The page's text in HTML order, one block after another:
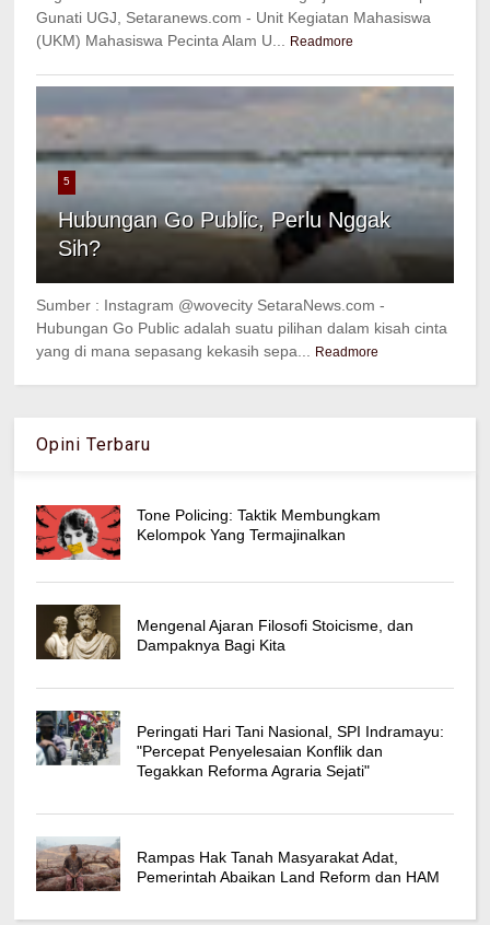
Gunati UGJ, Setaranews.com - Unit Kegiatan Mahasiswa
(UKM) Mahasiswa Pecinta Alam U...
Readmore
5
Hubungan Go Public, Perlu Nggak
Sih?
Sumber : Instagram @wovecity SetaraNews.com -
Hubungan Go Public adalah suatu pilihan dalam kisah cinta
yang di mana sepasang kekasih sepa...
Readmore
Opini Terbaru
Tone Policing: Taktik Membungkam
Kelompok Yang Termajinalkan
Mengenal Ajaran Filosofi Stoicisme, dan
Dampaknya Bagi Kita
Peringati Hari Tani Nasional, SPI Indramayu:
"Percepat Penyelesaian Konflik dan
Tegakkan Reforma Agraria Sejati"
Rampas Hak Tanah Masyarakat Adat,
Pemerintah Abaikan Land Reform dan HAM